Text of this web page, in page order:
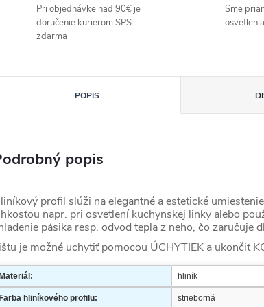
Pri objednávke nad 90€ je
doručenie kurierom SPS
zdarma
Sme
POPIS
popis
profil slúži na elegantné a estetické
napr. pri osvetlení kuchynskej linky alebo
pásika resp. odvod tepla z neho, čo zaručuje
je možné uchytiť pomocou ÚCHYTIEK a ukončiť
hliník
hliníkového profilu: strieborná